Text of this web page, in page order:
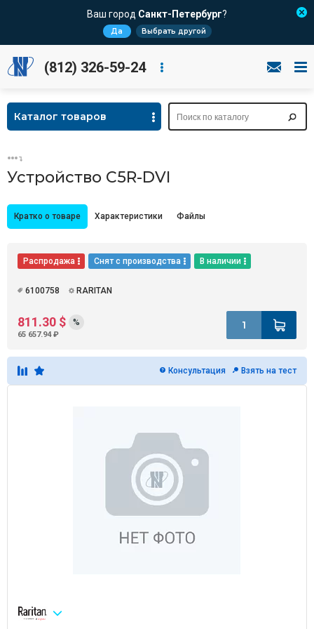
Ваш город Санкт-Петербург?
Да Выбрать другой
(812) 326-59-24
Каталог товаров
Устройство C5R-DVI
Кратко о товаре Характеристики Файлы
Распродажа Снят с производства В наличии
6100758 RARITAN
811.30 $
65 657.94 ₽
%
Консультация Взять на тест